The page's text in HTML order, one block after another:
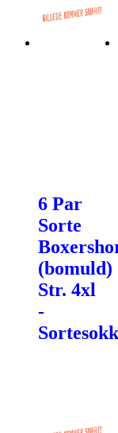
6 Par
Sorte
(bomuld)
Str. 4xl
-